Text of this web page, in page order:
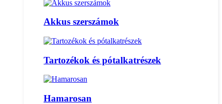
Akkus szerszámok
Tartozékok és pótalkatrészek
Hamarosan